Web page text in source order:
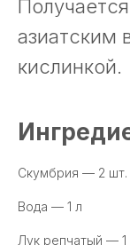
азиатским
кислинкой.
Скумбрия — 2 шт.
Вода — 1 л
Лук репчатый — 1